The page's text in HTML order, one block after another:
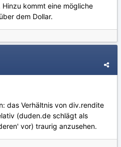
kommt eine mögliche
dem Dollar.
das Verhältnis von div.rendite
(duden.de schlägt als
vor) traurig anzusehen.